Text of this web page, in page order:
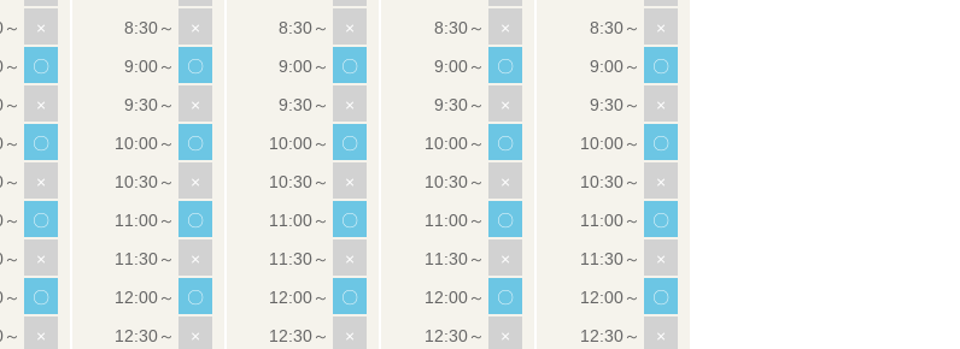
×
〇
×
〇
×
〇
×
〇
×
×
〇
×
〇
×
〇
×
〇
×
×
〇
×
〇
×
〇
×
〇
×
×
〇
×
〇
×
〇
×
〇
×
×
〇
×
〇
×
〇
×
〇
×